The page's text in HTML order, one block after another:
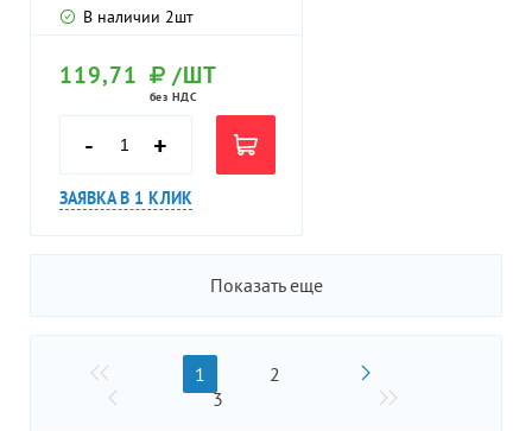
В наличии 2шт
119,71 /ШТ
без НДС
- +
ЗАЯВКА В 1 КЛИК
Показать еще
1
2
3